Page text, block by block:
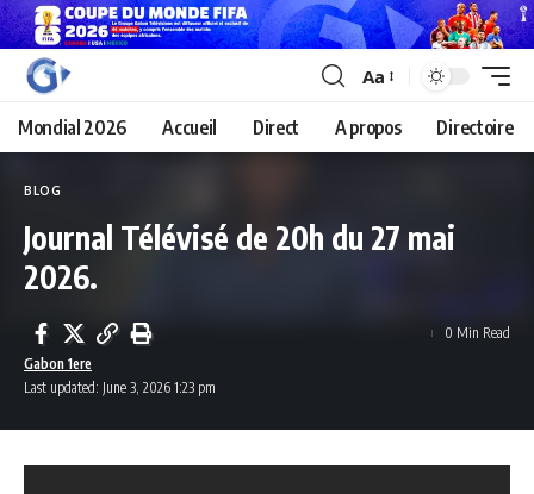
Aa
Mondial 2026 Accueil Direct A propos Directoire
BLOG
Journal Télévisé de 20h du 27 mai
2026.
Last updated: June 3, 2026 1:23 pm
Gabon 1ere
0 Min Read